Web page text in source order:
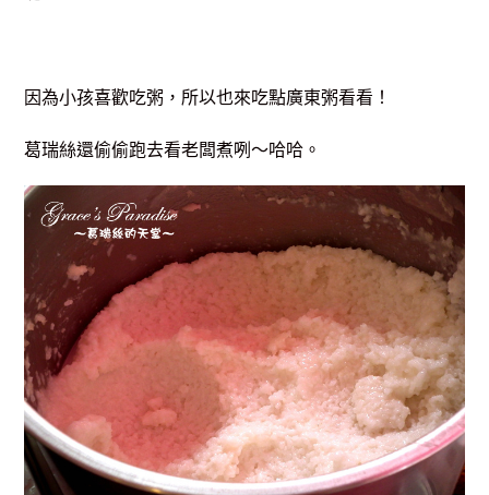
因為小孩喜歡吃粥，所以也來吃點廣東粥看看！
葛瑞絲還偷偷跑去看老闆煮咧～哈哈。